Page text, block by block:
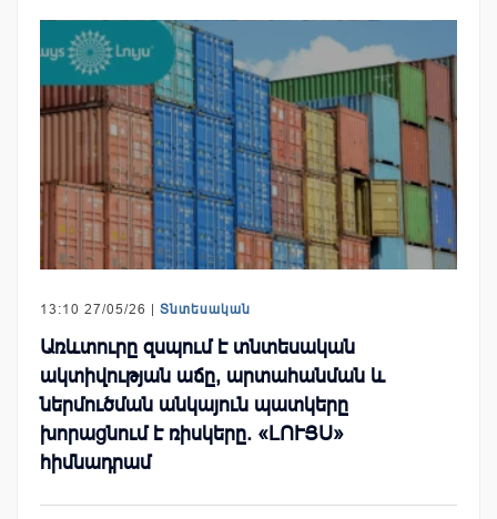
13:10 27/05/26 | Տնտեսական
Առևտուրը զսպում է տնտեսական
ակտիվության աճը, արտահանման և
ներմուծման անկայուն պատկերը
խորացնում է ռիսկերը. «ԼՈՒՅՍ»
հիմնադրամ